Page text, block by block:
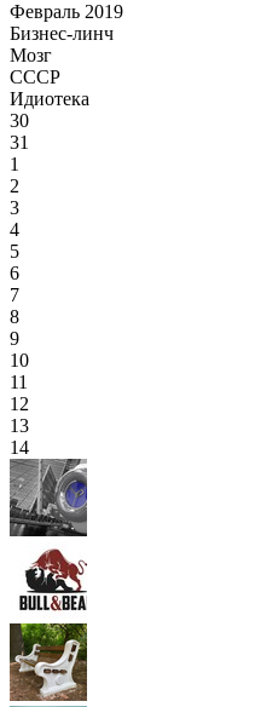
Февраль 2019
Бизнес-линч
Мозг
СССР
Идиотека
30
31
1
2
3
4
5
6
7
8
9
10
11
12
13
14